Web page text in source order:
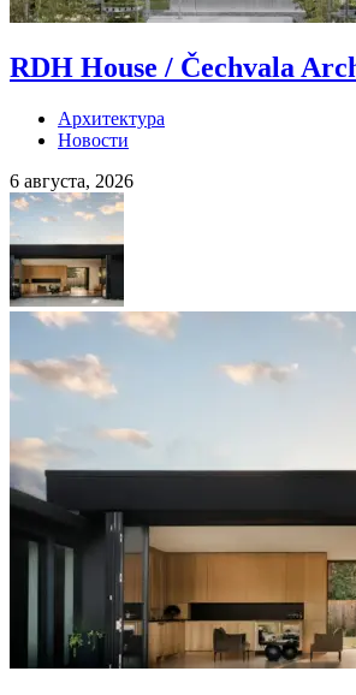
RDH House / Čechvala
Архитектура
Новости
6 августа, 2026